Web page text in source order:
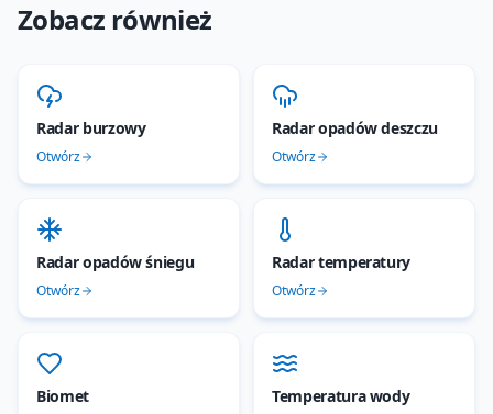
Zobacz również
Radar burzowy
Otwórz
Radar opadów deszczu
Otwórz
Radar opadów śniegu
Otwórz
Radar temperatury
Otwórz
Biomet Temperatura wody